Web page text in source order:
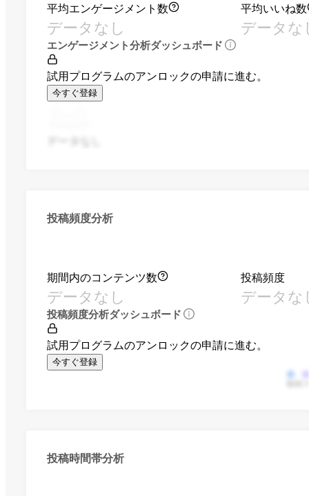
平均エンゲージメント数
データなし
平均いいね数
データな
エンゲージメント分析ダッシュボード
試用プログラムのアンロックの申請に進む。
今すぐ登録
投稿頻度分析
期間内のコンテンツ数
データなし
投稿頻度
データな
投稿頻度分析ダッシュボード
試用プログラムのアンロックの申請に進む。
今すぐ登録
投稿時間帯分析